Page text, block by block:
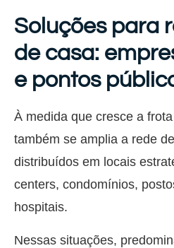
Soluções para
de casa:
e pontos
À medida que cresce a
também se amplia a rede
distribuídos em locais
centers, condomínios,
hospitais.
Nessas situações,